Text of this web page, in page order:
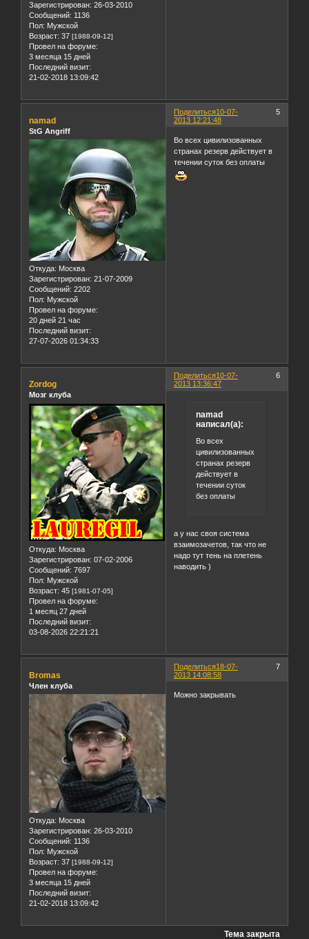
Зарегистрирован: 26-03-2010
Сообщений: 1136
Пол: Мужской
Возраст: 37 [1988-09-12]
Провел на форуме:
3 месяца 15 дней
Последний визит:
21-02-2018 13:09:42
Поделиться 5
10-07-
2013 12:21:48
namad
StG Angriff
Откуда: Москва
Зарегистрирован: 21-07-2009
Сообщений: 2202
Пол: Мужской
Провел на форуме:
20 дней 21 час
Последний визит:
27-07-2026 01:34:33
Во всех цивилизованных
странах резерв действует в
течении суток без оплаты
Поделиться 6
10-07-
2013 13:36:47
Zordog
Мозг клуба
Откуда: Москва
Зарегистрирован: 07-02-2006
Сообщений: 7697
Пол: Мужской
Возраст: 45 [1981-07-05]
Провел на форуме:
1 месяц 27 дней
Последний визит:
03-08-2026 22:21:21
namad
написал(а):
Во всех
цивилизованных
странах резерв
действует в
течении суток
без оплаты
а у нас своя система
взаимозачетов, так что не
надо тут тень на плетень
наводить )
Поделиться 7
18-07-
2013 14:08:58
Bromas
Член клуба
Откуда: Москва
Зарегистрирован: 26-03-2010
Сообщений: 1136
Пол: Мужской
Возраст: 37 [1988-09-12]
Провел на форуме:
3 месяца 15 дней
Последний визит:
21-02-2018 13:09:42
Можно закрывать
Тема закрыта